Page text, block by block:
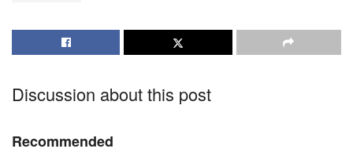
Discussion about this post
Recommended